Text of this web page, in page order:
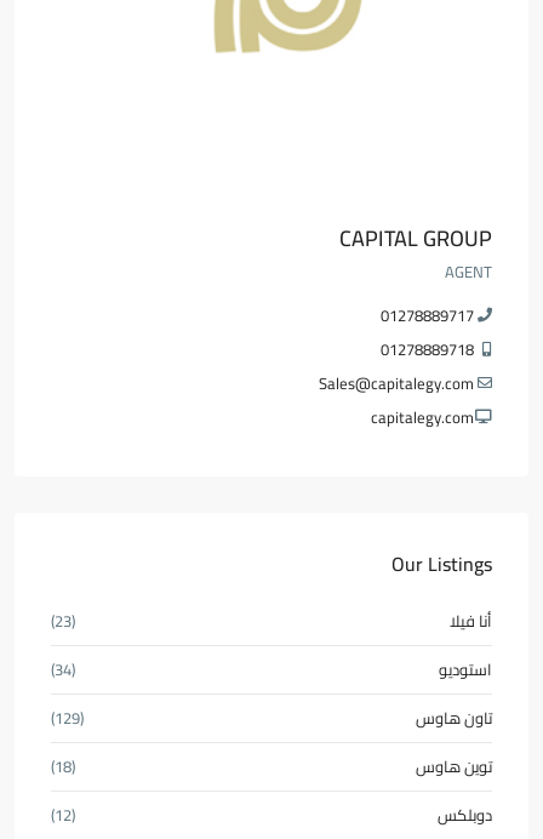
CAPITAL GROUP
AGENT
01278889717
01278889718
Sales@capitalegy.com
capitalegy.com
Our Listings
أنا فيلا
(23)
استوديو
(34)
تاون هاوس
(129)
توين هاوس
(18)
دوبلكس
(12)